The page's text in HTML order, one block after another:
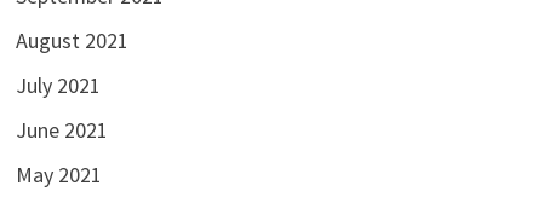
August 2021
July 2021
June 2021
May 2021